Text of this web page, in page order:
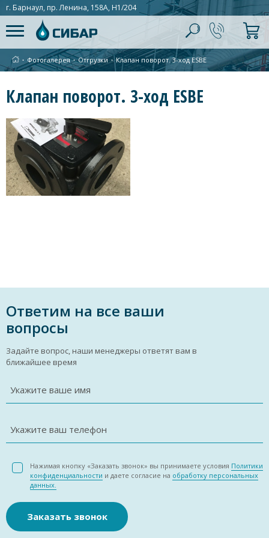
г. Барнаул, пр. Ленина, 158А, Н1/204
∙ Фотогалерея ∙Отгрузки ∙ Клапан поворот. 3-ход ESBE
Клапан поворот. 3-ход ESBE
Ответим на все ваши
вопросы
Задайте вопрос, наши менеджеры ответят вам в
ближайшее время
Укажите ваше имя
Укажите ваш телефон
Нажимая кнопку «Заказать звонок» вы принимаете условия Политики
конфиденциальности и даете согласие на обработку персональных
данных.
Заказать звонок